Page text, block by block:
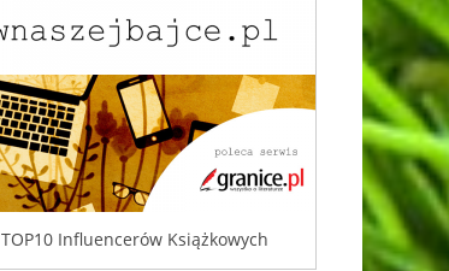
TOP10 Influencerów Książkowych